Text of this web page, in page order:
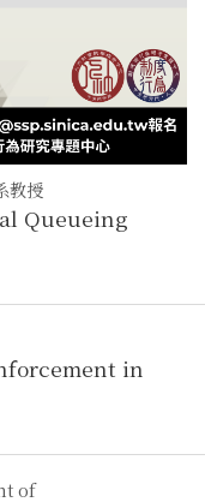
教授
Queueing
in
of